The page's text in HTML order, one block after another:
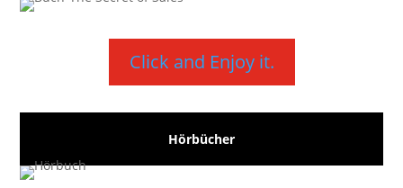
Click and Enjoy it.
Hörbücher